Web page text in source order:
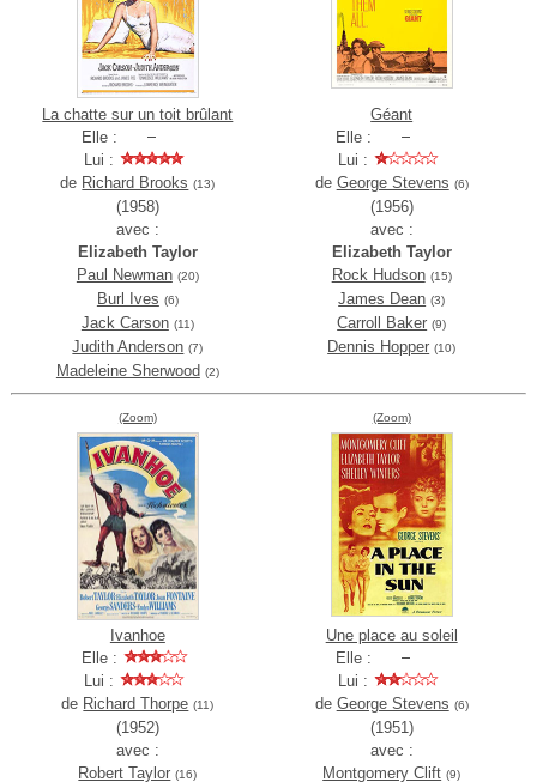
La chatte sur un toit brûlant
Elle :
Lui :
de Richard Brooks (13)
(1958)
avec :
Elizabeth Taylor
Paul Newman (20)
Burl Ives (6)
Jack Carson (11)
Judith Anderson (7)
Madeleine Sherwood (2)
Géant
Elle :
Lui :
de George Stevens (6)
(1956)
avec :
Elizabeth Taylor
Rock Hudson (15)
James Dean (3)
Carroll Baker (9)
Dennis Hopper (10)
(Zoom)
Ivanhoe
Elle :
Lui :
de Richard Thorpe (11)
(1952)
avec :
Robert Taylor (16)
(Zoom)
Une place au soleil
Elle :
Lui :
de George Stevens (6)
(1951)
avec :
Montgomery Clift (9)